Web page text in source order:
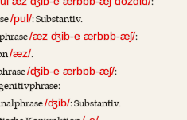
/pul/: Substantiv.
/æz ʤib-e ærbɒb-æʃ/:
/æz/.
/ʤib-e ærbɒb-æʃ/:
/ʤib/: Substantiv.